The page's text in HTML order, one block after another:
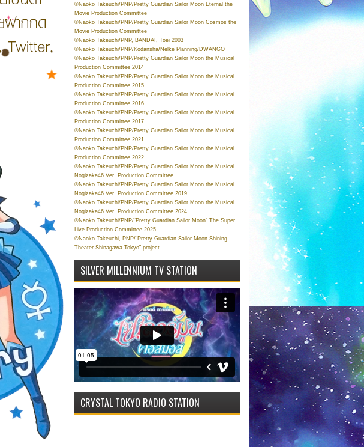
©Naoko Takeuchi/PNP/Pretty Guardian Sailor Moon Eternal the
Movie Production Committee
©Naoko Takeuchi/PNP/Pretty Guardian Sailor Moon Cosmos the
Movie Production Committee
©Naoko Takeuchi/PNP, BANDAI, Toei 2003
©Naoko Takeuchi/PNP/Kodansha/Nelke Planning/DWANGO
©Naoko Takeuchi/PNP/Pretty Guardian Sailor Moon the Musical
Production Committee 2014
©Naoko Takeuchi/PNP/Pretty Guardian Sailor Moon the Musical
Production Committee 2015
©Naoko Takeuchi/PNP/Pretty Guardian Sailor Moon the Musical
Production Committee 2016
©Naoko Takeuchi/PNP/Pretty Guardian Sailor Moon the Musical
Production Committee 2017
©Naoko Takeuchi/PNP/Pretty Guardian Sailor Moon the Musical
Production Committee 2021
©Naoko Takeuchi/PNP/Pretty Guardian Sailor Moon the Musical
Production Committee 2022
©Naoko Takeuchi/PNP/Pretty Guardian Sailor Moon the Musical
Nogizaka46 Ver. Production Committee
©Naoko Takeuchi/PNP/Pretty Guardian Sailor Moon the Musical
Nogizaka46 Ver. Production Committee 2019
©Naoko Takeuchi/PNP/Pretty Guardian Sailor Moon the Musical
Nogizaka46 Ver. Production Committee 2024
©Naoko Takeuchi/PNP/“Pretty Guardian Sailor Moon” The Super
Live Production Committee 2025
©Naoko Takeuchi, PNP/“Pretty Guardian Sailor Moon Shining
Theater Shinagawa Tokyo” project
SILVER MILLENNIUM TV STATION
CRYSTAL TOKYO RADIO STATION